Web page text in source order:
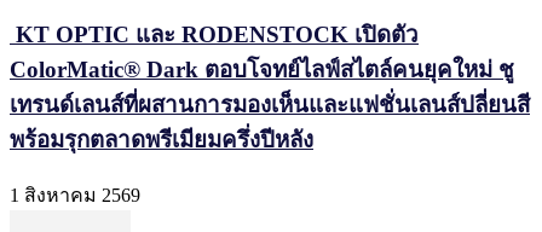
KT OPTIC และ RODENSTOCK เปิดตัว
ColorMatic® Dark ตอบโจทย์ไลฟ์สไตล์คนยุคใหม่ ชู
เทรนด์เลนส์ที่ผสานการมองเห็นและแฟชั่นเลนส์ปลี่ยนสี
พร้อมรุกตลาดพรีเมียมครึ่งปีหลัง
1 สิงหาคม 2569